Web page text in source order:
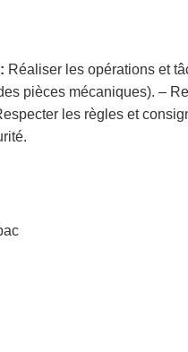
Réaliser les opérations et
pièces mécaniques). –
les règles et